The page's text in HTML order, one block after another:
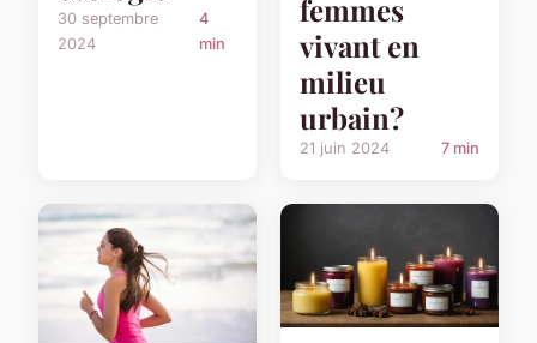
30 septembre
2024
4
min
femmes
vivant en
milieu
urbain?
21 juin 2024 7 min